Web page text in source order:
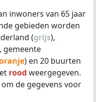
inwoners van 65 jaar
gebieden worden
(grijs),
gemeente
) en 20 buurten
rood weergegeven.
de gegevens voor